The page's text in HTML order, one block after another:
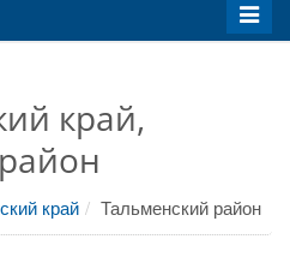
Меню
край,
край Тальменский район